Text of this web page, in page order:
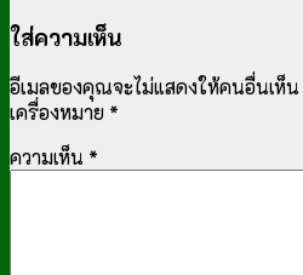
ใส่ความเห็น
อีเมลของคุณจะไม่แสดงให้คนอื่นเห็น
เครื่องหมาย *
ความเห็น *